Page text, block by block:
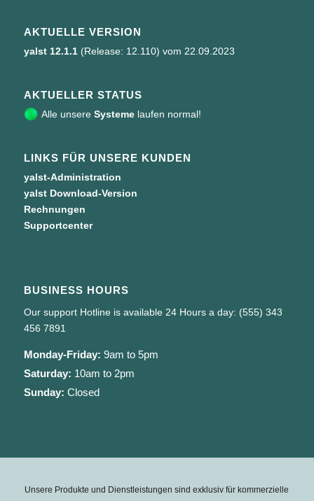
AKTUELLE VERSION
yalst 12.1.1(Release: 12.110) vom 22.09.2023
AKTUELLER STATUS
Alle unsere Systemelaufen normal!
LINKS FÜR UNSERE KUNDEN
yalst-Administration
yalst Download-Version
Rechnungen
Supportcenter
BUSINESS HOURS
Our support Hotline is available 24 Hours a day: (555) 343
456 7891
Monday-Friday: 9am to 5pm
Saturday: 10am to 2pm
Sunday: Closed
Unsere Produkte und Dienstleistungen sind exklusiv für kommerzielle